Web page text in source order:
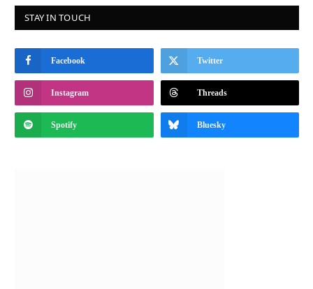
STAY IN TOUCH
Facebook Twitter
Instagram Threads
Spotify Bluesky